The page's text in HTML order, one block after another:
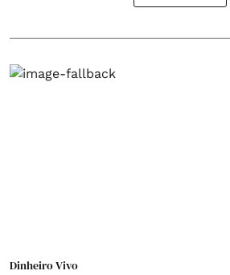
Dinheiro Vivo